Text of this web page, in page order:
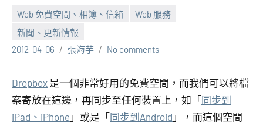
Web 免費空間、相簿、信箱
Web 服務
新聞、更新情報
2012-04-06
張海芋 No comments
Dropbox 是一個非常好用的免費空間，而我們可以將檔
案寄放在這邊，再同步至任何裝置上，如「同步到
iPad、iPhone 」或是「同步到Android 」，而這個空間